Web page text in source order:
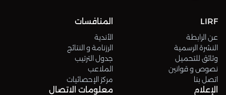
LIRF
عن الرابطة
النشرة الرسمية
وثائق للتحميل
نصوص و قوانين
اتصل بنا
المنافسات
الأندية
الرزنامة و النتائج
جدول الترتيب
الملاعب
مركز الإحصائيات
الإعلام معلومات الاتصال